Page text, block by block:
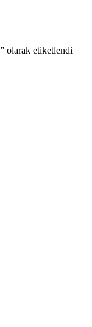
olarak etiketlendi